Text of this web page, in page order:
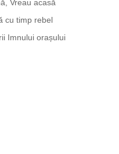
Vreau acasă
cu timp rebel
Imnului orașului